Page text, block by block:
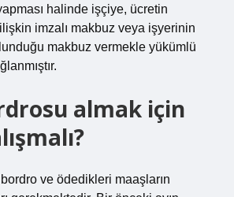
halinde işçiye, ücretin
imzalı makbuz veya işyerinin
makbuz vermekle yükümlü
almak için
ve ödedikleri maaşların